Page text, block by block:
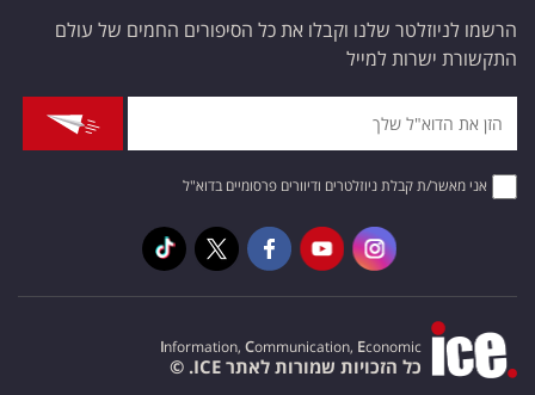
הרשמו לניוזלטר שלנו וקבלו את כל הסיפורים החמים של עולם
התקשורת ישרות למייל
אני מאשר/ת קבלת ניוזלטרים ודיוורים פרסומיים בדוא"ל
Information, Communication, Economic
כל הזכויות שמורות לאתר ICE. ©